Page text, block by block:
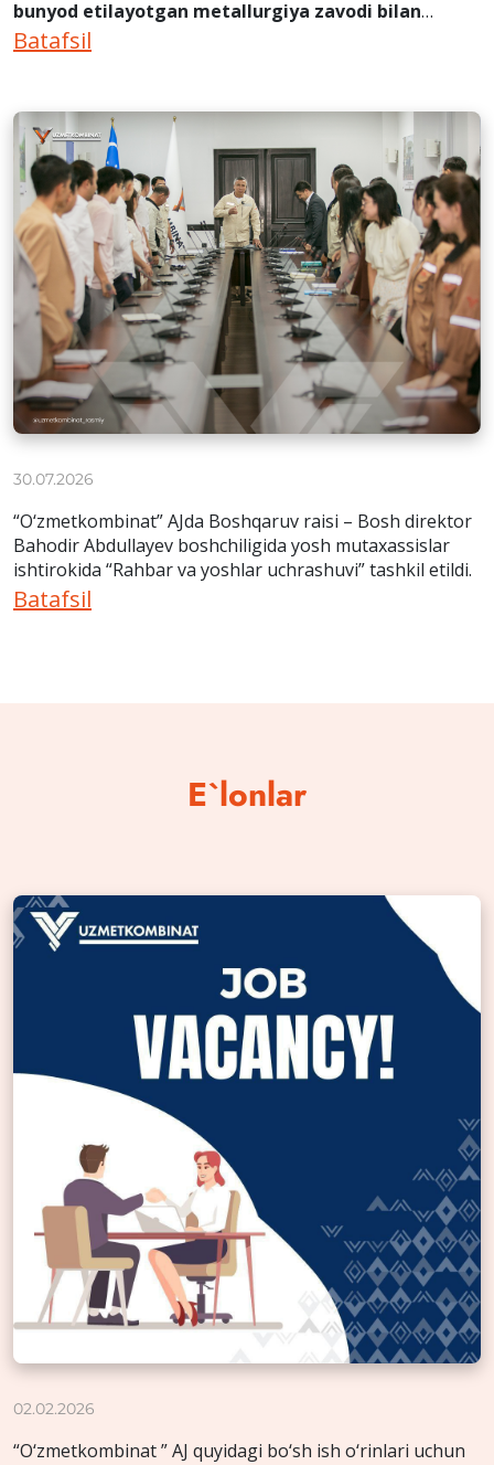
bunyod etilayotgan metallurgiya zavodi bilan
tanishib, hamkorlik bo‘yicha muhim kelishuvga
erishdi.
Batafsil
30.07.2026
“O‘zmetkombinat” AJda Boshqaruv raisi – Bosh direktor
Bahodir Abdullayev boshchiligida yosh mutaxassislar
ishtirokida “Rahbar va yoshlar uchrashuvi” tashkil etildi.
Batafsil
E`lonlar
02.02.2026
“O‘zmetkombinat ” AJ quyidagi bo‘sh ish o‘rinlari uchun